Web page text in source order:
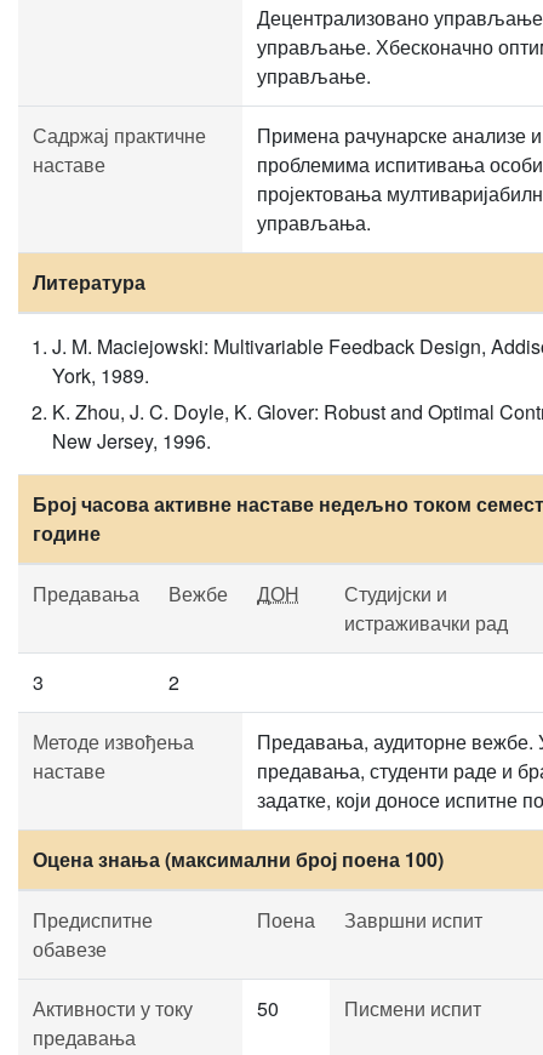
Децентрализовано
управљање. Хбесконачно
управљање.
Садржај практичне
наставе
Примена рачунарске анализе
проблемима испитивања
пројектовања
управљања.
Литература
J. M. Maciejowski: Multivariable Feedback Design,
York, 1989.
K. Zhou, J. C. Doyle, K. Glover: Robust and Optimal
New Jersey, 1996.
Број часова активне наставе недељно током
године
Предавања Вежбе ДОН
Студијски и
истраживачки рад
3 2
Методе извођења
наставе
Предавања, аудиторне вежбе.
предавања, студенти раде и
задатке, који доносе испитне
Оцена знања (максимални број поена 100)
Предиспитне
обавезе
Поена Завршни испит
Активности у току
предавања
50 Писмени испит